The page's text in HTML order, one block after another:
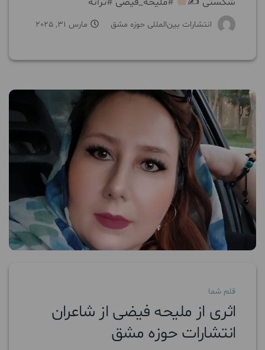
انتشارات بین‌المللی حوزه مشق مارس 31, 2025
قلم شما
اثری از ملیحه فیضی از شاعران
انتشارات حوزه مشق